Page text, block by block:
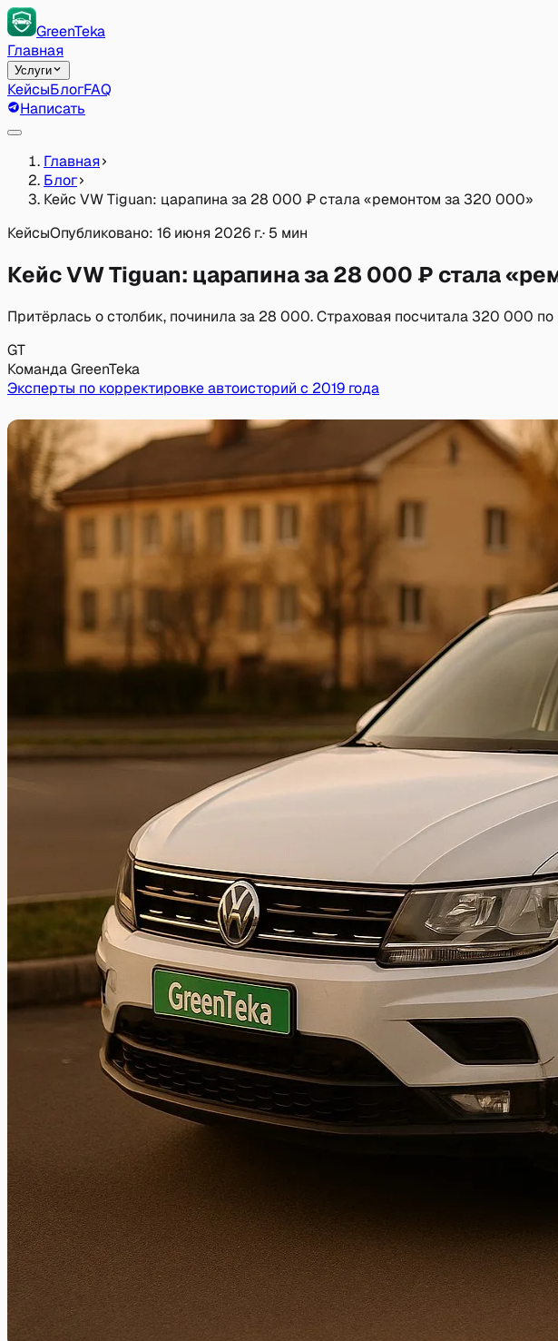
GreenTeka
Главная
Услуги
КейсыБлогFAQ
Написать
Главная
Блог
Кейс VW Tiguan: царапина за 28 000 ₽ стала «ремонтом за 320 000»
КейсыОпубликовано: 16 июня 2026 г.· 5 мин
Кейс VW Tiguan: царапина за 28 000 ₽ стала
Притёрлась о столбик, починила за 28 000. Страховая посчитала 320 000
GT
Команда GreenTeka
Эксперты по корректировке автоисторий с 2019 года